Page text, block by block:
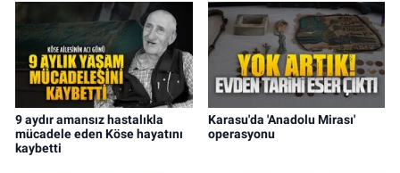
9 aydır amansız hastalıkla
mücadele eden Köse hayatını
kaybetti
Karasu'da 'Anadolu Mirası'
operasyonu